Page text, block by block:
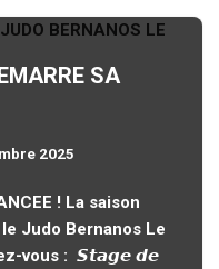
SA
2025
! La saison
Judo Bernanos Le
vous : 𝙎𝙩𝙖𝙜𝙚 𝙙𝙚